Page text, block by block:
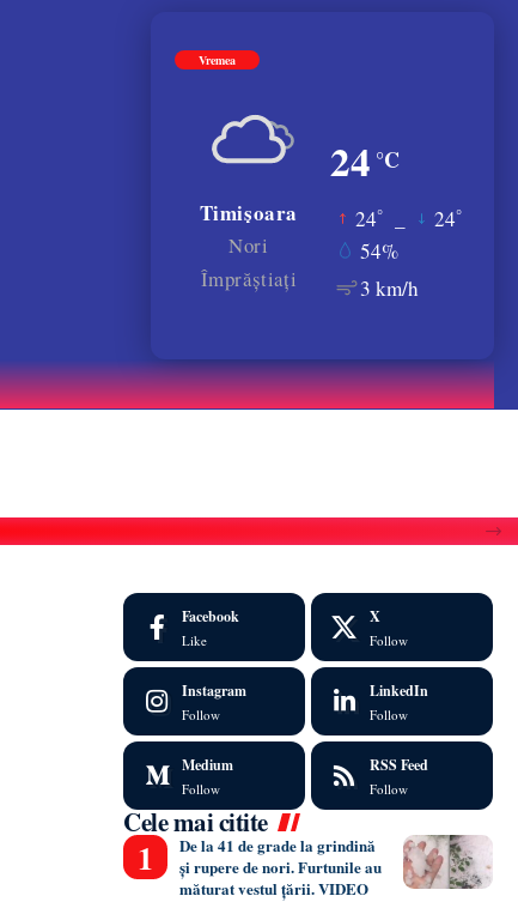
Vremea
24 °C
Timișoara
Nori
Împrăștiați
24° 24°
54%
3 km/h
de alarmă”
Facebook
Like
X
Follow
Instagram
Follow
LinkedIn
Follow
Medium
Follow
RSS Feed
Follow
Cele mai citite
De la 41 de grade la grindină
și rupere de nori. Furtunile au
măturat vestul țării. VIDEO